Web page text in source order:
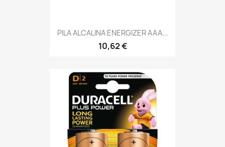
PILA ALCALINA ENERGIZER AAA...
10,62 €